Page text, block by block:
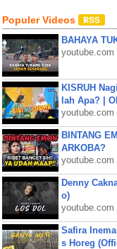
Populer Videos
BAHAYA
youtube.com
KISRUH
lah Apa? |
youtube.com
BINTANG
ARKOBA?
youtube.com
Denny
o)
youtube.com
Safira
s Horeg